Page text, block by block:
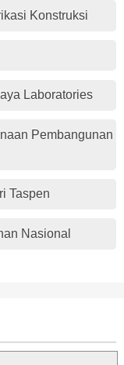
Konstruksi
Laboratories
Pembangunan
Taspen
Nasional